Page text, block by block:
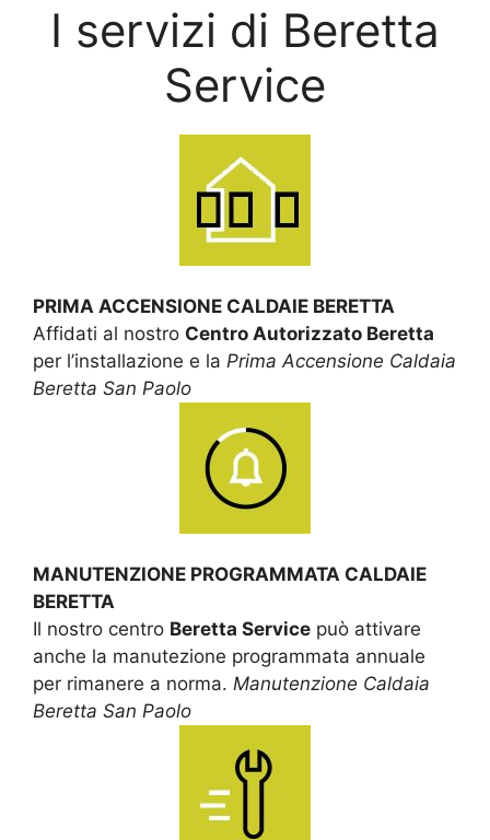
I servizi di Beretta
Service
PRIMA ACCENSIONE CALDAIE BERETTA
Affidati al nostro Centro Autorizzato Beretta
per l’installazione e la Prima Accensione Caldaia
Beretta San Paolo
MANUTENZIONE PROGRAMMATA CALDAIE
BERETTA
Il nostro centro Beretta Service può attivare
anche la manutezione programmata annuale
per rimanere a norma. Manutenzione Caldaia
Beretta San Paolo